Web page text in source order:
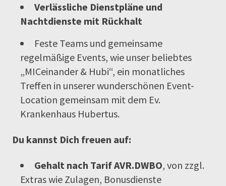
Verlässliche Dienstpläne und
Nachtdienste mit Rückhalt
Feste Teams und gemeinsame
regelmäßige Events, wie unser beliebtes
„MICeinander & Hubi“, ein monatliches
Treffen in unserer wunderschönen Event-
Location gemeinsam mit dem Ev.
Krankenhaus Hubertus.
Du kannst Dich freuen auf:
Gehalt nach Tarif AVR.DWBO, von zzgl.
Extras wie Zulagen, Bonusdienste